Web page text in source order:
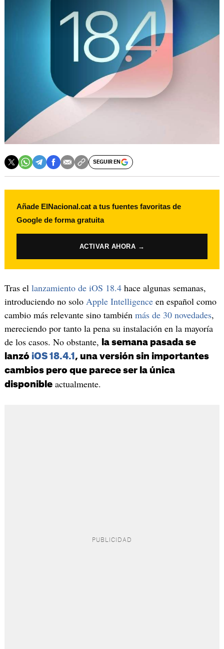
SEGUIR EN
Añade ElNacional.cat a tus fuentes favoritas de
Google de forma gratuita
ACTIVAR AHORA →
Tras el lanzamiento de iOS 18.4hace algunas semanas,
introduciendo no solo Apple Intelligenceen español como
cambio más relevante sino también más de 30 novedades,
mereciendo por tanto la pena su instalación en la mayoría
de los casos. No obstante,
la semana pasada se
lanzó iOS 18.4.1 , una versión sin importantes
cambios pero que parece ser la única
disponibleactualmente.